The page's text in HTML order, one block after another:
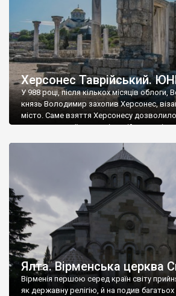
Херсонес Таврійський.
У 988 році, після кількох місяців облоги,
князь Володимир захопив Херсонес,
місто. Саме взяття Херсонесу
диктувати свої умови візантійському
Херсонесі Володимир-язичник, став
А потім було Хрещення Русі. На честь
Ялта. Вірменська церква
Вірменія першою серед країн світу
як державну релігію, й на подив багатьох